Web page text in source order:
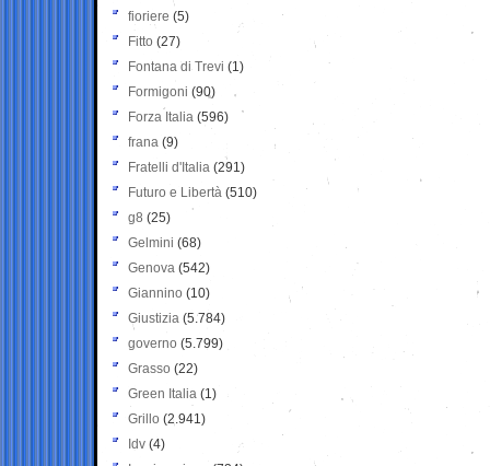
fioriere (5)
Fitto (27)
Fontana di Trevi (1)
Formigoni (90)
Forza Italia (596)
frana (9)
Fratelli d'Italia (291)
Futuro e Libertà (510)
g8 (25)
Gelmini (68)
Genova (542)
Giannino (10)
Giustizia (5.784)
governo (5.799)
Grasso (22)
Green Italia (1)
Grillo (2.941)
Idv (4)